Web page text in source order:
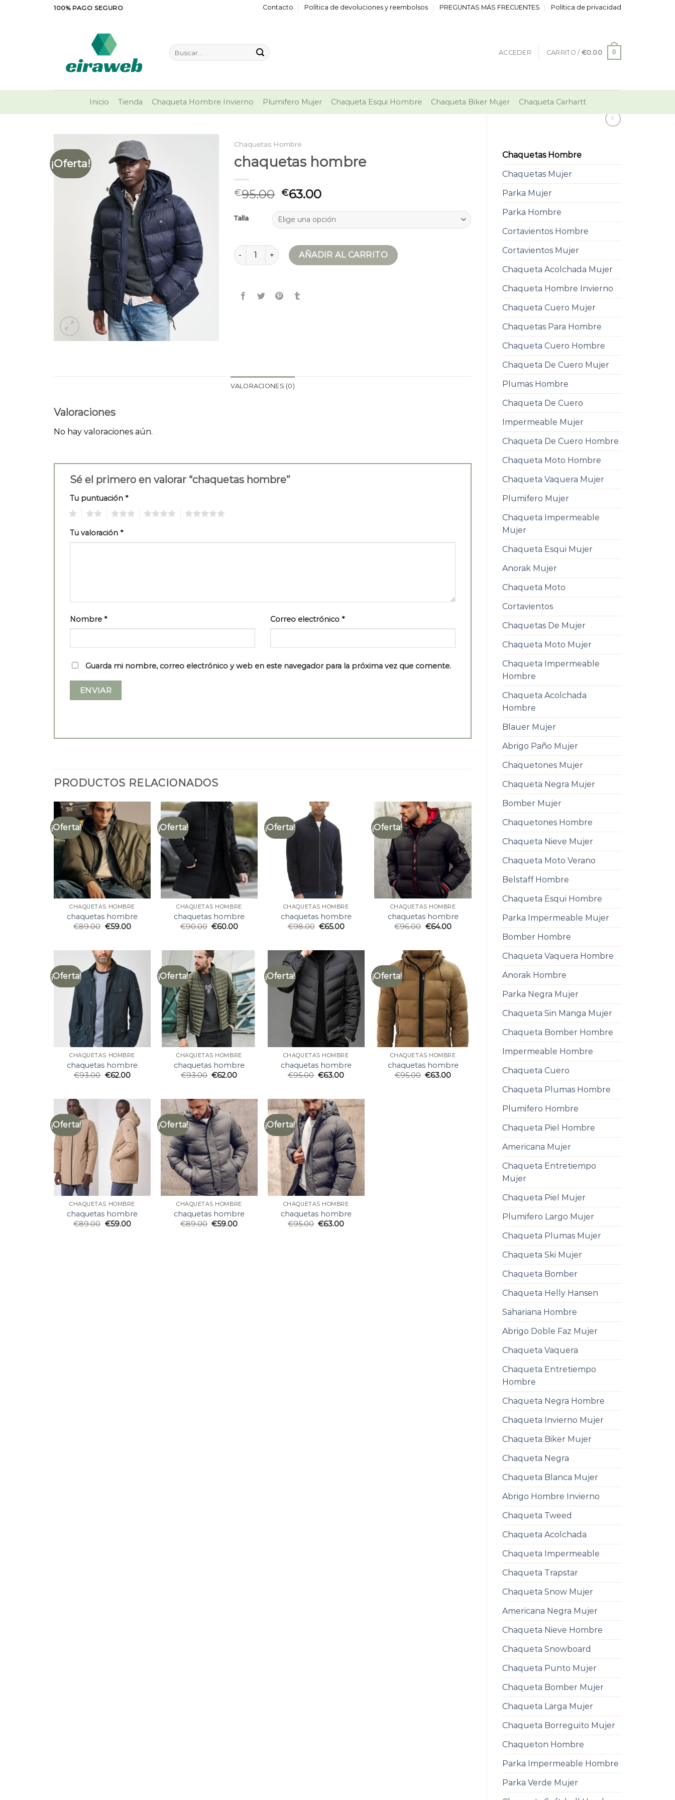
100% PAGO SEGURO Contacto Política de devoluciones y reembolsos PREGUNTAS MÁS FRECUENTES Política de privacidad
Buscar
por:
ACCEDER CARRITO / €0.00 0
Inicio Tienda Chaqueta Hombre Invierno Plumifero Mujer Chaqueta Esqui Hombre Chaqueta Biker Mujer Chaqueta Carhartt
Chaquetas Hombre
Chaquetas Mujer
Parka Mujer
Parka Hombre
Cortavientos Hombre
Cortavientos Mujer
Chaqueta Acolchada Mujer
Chaqueta Hombre Invierno
Chaqueta Cuero Mujer
Chaquetas Para Hombre
Chaqueta Cuero Hombre
Chaqueta De Cuero Mujer
Plumas Hombre
Chaqueta De Cuero
Impermeable Mujer
Chaqueta De Cuero Hombre
Chaqueta Moto Hombre
Chaqueta Vaquera Mujer
Plumifero Mujer
Chaqueta Impermeable
Mujer
Chaqueta Esqui Mujer
Anorak Mujer
Chaqueta Moto
Cortavientos
Chaquetas De Mujer
Chaqueta Moto Mujer
Chaqueta Impermeable
Hombre
Chaqueta Acolchada
Hombre
Blauer Mujer
Abrigo Paño Mujer
Chaquetones Mujer
Chaqueta Negra Mujer
Bomber Mujer
Chaquetones Hombre
Chaqueta Nieve Mujer
Chaqueta Moto Verano
Belstaff Hombre
Chaqueta Esqui Hombre
Parka Impermeable Mujer
Bomber Hombre
Chaqueta Vaquera Hombre
Anorak Hombre
Parka Negra Mujer
Chaqueta Sin Manga Mujer
Chaqueta Bomber Hombre
Impermeable Hombre
Chaqueta Cuero
Chaqueta Plumas Hombre
Plumifero Hombre
Chaqueta Piel Hombre
Americana Mujer
Chaqueta Entretiempo
Mujer
Chaqueta Piel Mujer
Plumifero Largo Mujer
Chaqueta Plumas Mujer
Chaqueta Ski Mujer
Chaqueta Bomber
Chaqueta Helly Hansen
Sahariana Hombre
Abrigo Doble Faz Mujer
Chaqueta Vaquera
Chaqueta Entretiempo
Hombre
Chaqueta Negra Hombre
Chaqueta Invierno Mujer
Chaqueta Biker Mujer
Chaqueta Negra
Chaqueta Blanca Mujer
Abrigo Hombre Invierno
Chaqueta Tweed
Chaqueta Acolchada
Chaqueta Impermeable
Chaqueta Trapstar
Chaqueta Snow Mujer
Americana Negra Mujer
Chaqueta Nieve Hombre
Chaqueta Snowboard
Chaqueta Punto Mujer
Chaqueta Bomber Mujer
Chaqueta Larga Mujer
Chaqueta Borreguito Mujer
Chaqueton Hombre
Parka Impermeable Hombre
Parka Verde Mujer
¡Oferta!
Chaquetas Hombre
chaquetas hombre
€95.00 €63.00
Talla
chaquetas hombre cantidadAÑADIR AL CARRITO
VALORACIONES (0)
Valoraciones
No hay valoraciones aún.
Sé el primero en valorar “chaquetas hombre”
Tu puntuación *
Tu valoración *
Nombre * Correo electrónico *
Guarda mi nombre, correo electrónico y web en este navegador para la próxima vez que comente.
PRODUCTOS RELACIONADOS
¡Oferta!
CHAQUETAS HOMBRE
chaquetas hombre
€89.00 €59.00
¡Oferta!
CHAQUETAS HOMBRE
chaquetas hombre
€90.00 €60.00
¡Oferta!
CHAQUETAS HOMBRE
chaquetas hombre
€98.00 €65.00
¡Oferta!
CHAQUETAS HOMBRE
chaquetas hombre
€96.00 €64.00
¡Oferta!
CHAQUETAS HOMBRE
chaquetas hombre
€93.00 €62.00
¡Oferta!
CHAQUETAS HOMBRE
chaquetas hombre
€93.00 €62.00
¡Oferta!
CHAQUETAS HOMBRE
chaquetas hombre
€95.00 €63.00
¡Oferta!
CHAQUETAS HOMBRE
chaquetas hombre
€95.00 €63.00
¡Oferta!
CHAQUETAS HOMBRE
chaquetas hombre
€89.00 €59.00
¡Oferta!
CHAQUETAS HOMBRE
chaquetas hombre
€89.00 €59.00
¡Oferta!
CHAQUETAS HOMBRE
chaquetas hombre
€95.00 €63.00